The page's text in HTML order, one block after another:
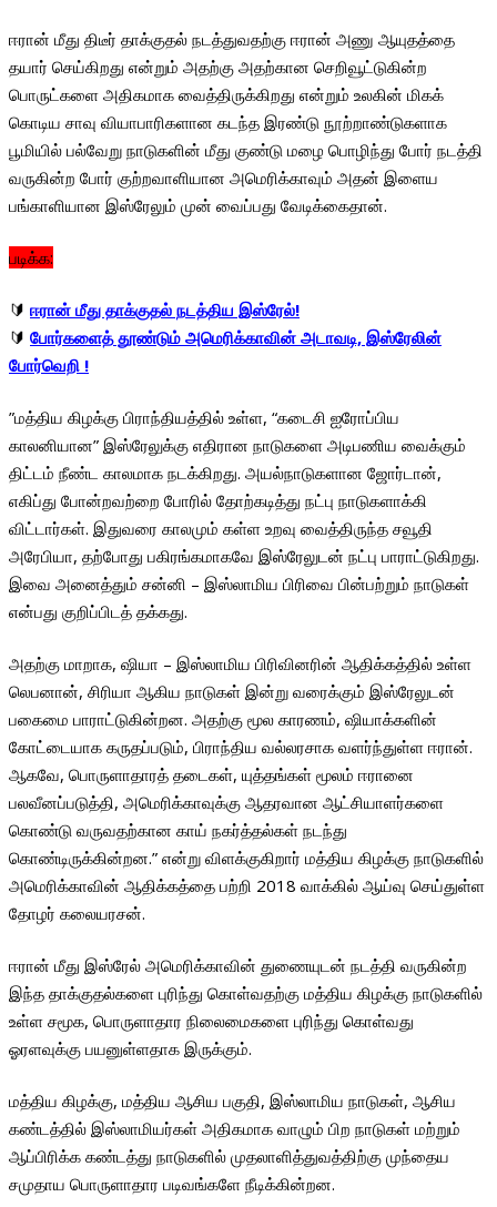
ஈரான் மீது திடீர் தாக்குதல் நடத்துவதற்கு ஈரான் அணு ஆயுதத்தை
தயார் செய்கிறது என்றும் அதற்கு அதற்கான செறிவூட்டுகின்ற
பொருட்களை அதிகமாக வைத்திருக்கிறது என்றும் உலகின் மிகக்
கொடிய சாவு வியாபாரிகளான கடந்த இரண்டு நூற்றாண்டுகளாக
பூமியில் பல்வேறு நாடுகளின் மீது குண்டு மழை பொழிந்து போர் நடத்தி
வருகின்ற போர் குற்றவாளியான அமெரிக்காவும் அதன் இளைய
பங்காளியான இஸ்ரேலும் முன் வைப்பது வேடிக்கைதான்.
படிக்க:
🔰 ஈரான் மீது தாக்குதல் நடத்திய இஸ்ரேல்!
🔰 போர்களைத் தூண்டும் அமெரிக்காவின் அடாவடி, இஸ்ரேலின்
போர்வெறி !
”மத்திய கிழக்கு பிராந்தியத்தில் உள்ள, “கடைசி ஐரோப்பிய
காலனியான” இஸ்ரேலுக்கு எதிரான நாடுகளை அடிபணிய வைக்கும்
திட்டம் நீண்ட காலமாக நடக்கிறது. அயல்நாடுகளான ஜோர்டான்,
எகிப்து போன்றவற்றை போரில் தோற்கடித்து நட்பு நாடுகளாக்கி
விட்டார்கள். இதுவரை காலமும் கள்ள உறவு வைத்திருந்த சவூதி
அரேபியா, தற்போது பகிரங்கமாகவே இஸ்ரேலுடன் நட்பு பாராட்டுகிறது.
இவை அனைத்தும் சன்னி – இஸ்லாமிய பிரிவை பின்பற்றும் நாடுகள்
என்பது குறிப்பிடத் தக்கது.
அதற்கு மாறாக, ஷியா – இஸ்லாமிய பிரிவினரின் ஆதிக்கத்தில் உள்ள
லெபனான், சிரியா ஆகிய நாடுகள் இன்று வரைக்கும் இஸ்ரேலுடன்
பகைமை பாராட்டுகின்றன. அதற்கு மூல காரணம், ஷியாக்களின்
கோட்டையாக கருதப்படும், பிராந்திய வல்லரசாக வளர்ந்துள்ள ஈரான்.
ஆகவே, பொருளாதாரத் தடைகள், யுத்தங்கள் மூலம் ஈரானை
பலவீனப்படுத்தி, அமெரிக்காவுக்கு ஆதரவான ஆட்சியாளர்களை
கொண்டு வருவதற்கான காய் நகர்த்தல்கள் நடந்து
கொண்டிருக்கின்றன.” என்று விளக்குகிறார் மத்திய கிழக்கு நாடுகளில்
அமெரிக்காவின் ஆதிக்கத்தை பற்றி 2018 வாக்கில் ஆய்வு செய்துள்ள
தோழர் கலையரசன்.
ஈரான் மீது இஸ்ரேல் அமெரிக்காவின் துணையுடன் நடத்தி வருகின்ற
இந்த தாக்குதல்களை புரிந்து கொள்வதற்கு மத்திய கிழக்கு நாடுகளில்
உள்ள சமூக, பொருளாதார நிலைமைகளை புரிந்து கொள்வது
ஓரளவுக்கு பயனுள்ளதாக இருக்கும்.
மத்திய கிழக்கு, மத்திய ஆசிய பகுதி, இஸ்லாமிய நாடுகள், ஆசிய
கண்டத்தில் இஸ்லாமியர்கள் அதிகமாக வாழும் பிற நாடுகள் மற்றும்
ஆப்பிரிக்க கண்டத்து நாடுகளில் முதலாளித்துவத்திற்கு முந்தைய
சமுதாய பொருளாதார படிவங்களே நீடிக்கின்றன.